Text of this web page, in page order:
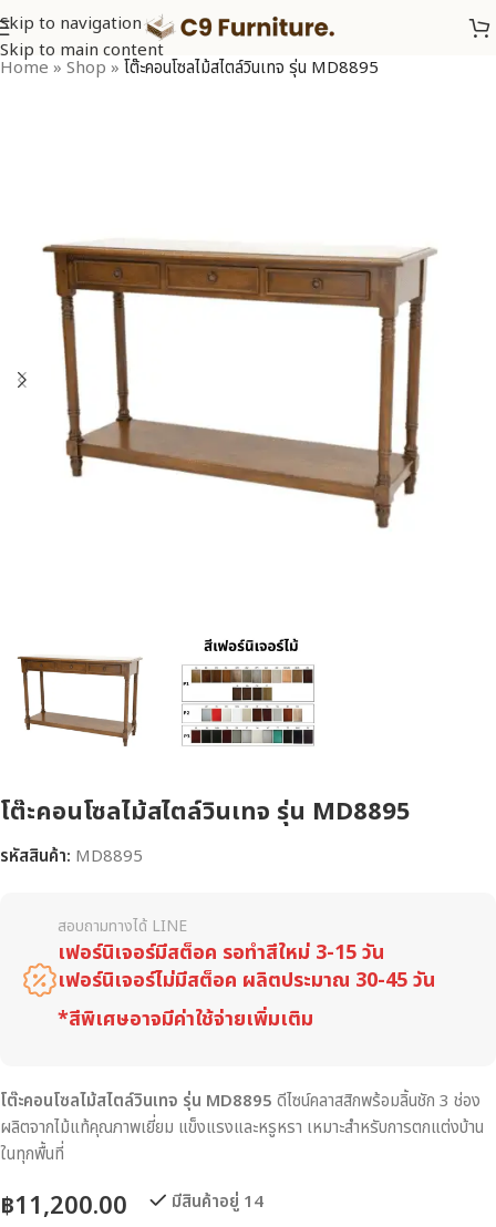
Skip to navigation
Skip to main content
Home » Shop » โต๊ะคอนโซลไม้สไตล์วินเทจ รุ่น MD8895
โต๊ะคอนโซลไม้สไตล์วินเทจ รุ่น MD8895
รหัสสินค้า: MD8895
สอบถามทางได้ LINE
เฟอร์นิเจอร์มีสต็อค รอทำสีใหม่ 3-15 วัน
เฟอร์นิเจอร์ไม่มีสต็อค ผลิตประมาณ 30-45 วัน
*สีพิเศษอาจมีค่าใช้จ่ายเพิ่มเติม
โต๊ะคอนโซลไม้สไตล์วินเทจ รุ่น MD8895 ดีไซน์คลาสสิกพร้อมลิ้นชัก 3 ช่อง
ผลิตจากไม้แท้คุณภาพเยี่ยม แข็งแรงและหรูหรา เหมาะสำหรับการตกแต่งบ้าน
ในทุกพื้นที่
฿11,200.00 มีสินค้าอยู่ 14